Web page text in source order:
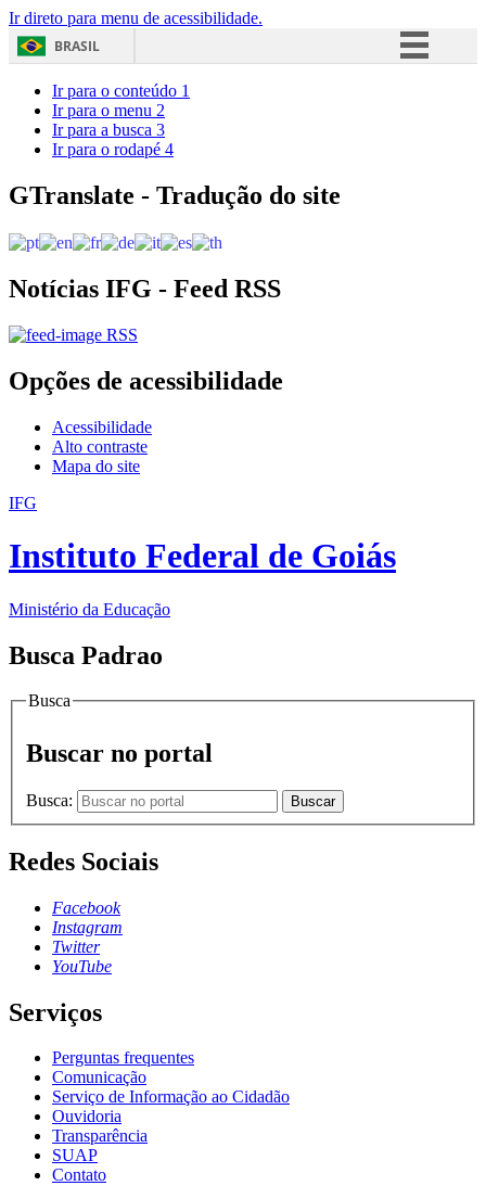
Ir direto para menu de acessibilidade.
BRASIL
Acesso à informação
Ir para o conteúdo 1
Ir para o menu 2
Ir para a busca 3
Ir para o rodapé 4
GTranslate - Tradução do site
Notícias IFG - Feed RSS
RSS
Opções de acessibilidade
Acessibilidade
Alto contraste
Mapa do site
IFG
Instituto Federal de Goiás
Ministério da Educação
Busca Padrao
Busca
Buscar no portal
Busca: Buscar
Redes Sociais
Facebook
Instagram
Twitter
YouTube
Serviços
Perguntas frequentes
Comunicação
Serviço de Informação ao Cidadão
Ouvidoria
Transparência
SUAP
Contato